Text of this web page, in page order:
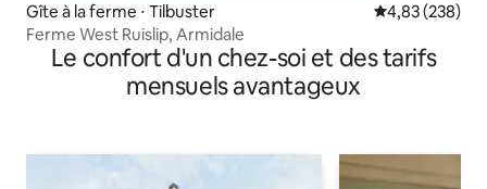
Gîte à la ferme ⋅ Tilbuster Évaluation
4,83 (238)
Ferme West Ruislip, Armidale
Le confort d'un chez-soi et des tarifs
mensuels avantageux